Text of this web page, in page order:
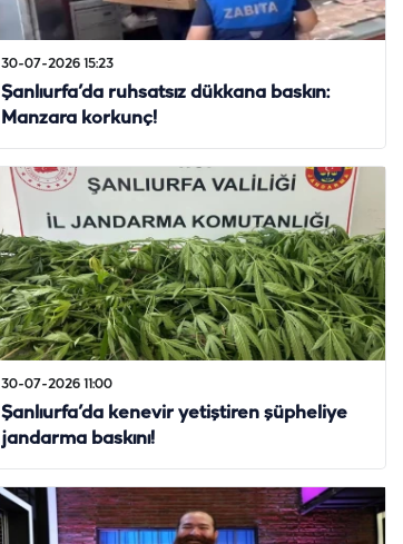
30-07-2026 15:23
Şanlıurfa’da ruhsatsız dükkana baskın:
Manzara korkunç!
30-07-2026 11:00
Şanlıurfa’da kenevir yetiştiren şüpheliye
jandarma baskını!